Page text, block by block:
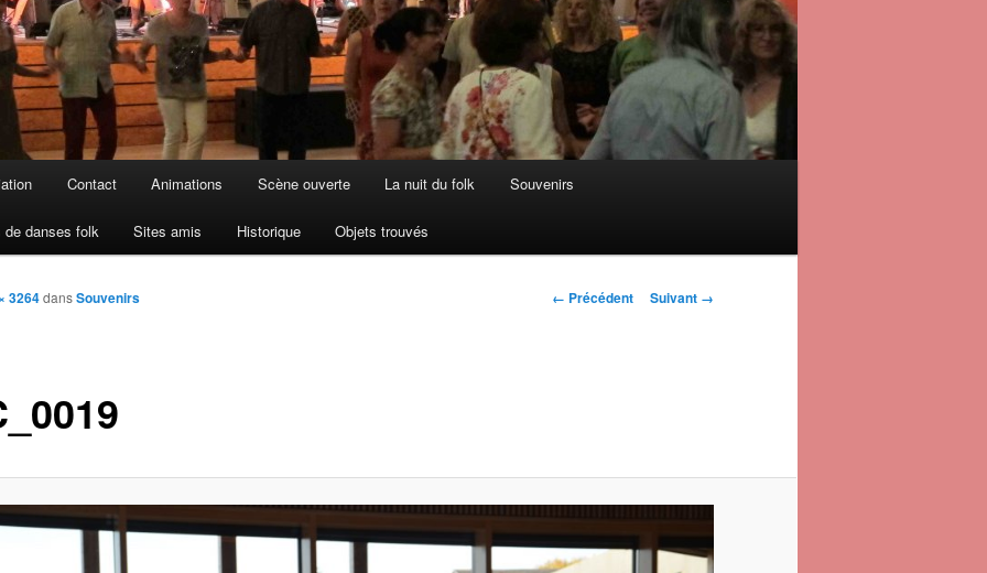
Contact Animations Scène ouverte La nuit du folk Souvenirs
de danses folk Sites amis Historique Objets trouvés
Navigation des
← Précédent Suivant →
3264dansSouvenirs